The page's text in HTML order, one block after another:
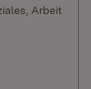
Arbeit